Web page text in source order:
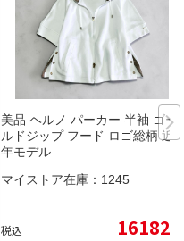
美品 ヘルノ パーカー 半袖 ゴー
ルドジップ フード ロゴ総柄 近
年モデル
マイストア在庫： 1245
税込 16182